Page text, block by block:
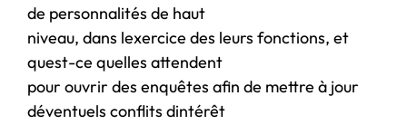
de personnalités de haut
niveau, dans lexercice des leurs fonctions, et
quest-ce quelles attendent
pour ouvrir des enquêtes afin de mettre à jour
déventuels conflits dintérêt